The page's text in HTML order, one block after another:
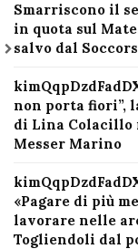
Smarriscono il
in quota sul
salvo dal
non porta fiori”,
di Lina Colacillo
Messer Marino
«Pagare di più
lavorare nelle
Togliendoli dal